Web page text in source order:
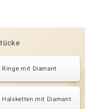
Ringe mit Diamant
Halsketten mit Diamant